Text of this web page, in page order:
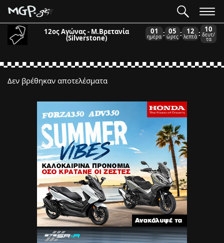
12ος Αγώνας - Μ.Βρετανία
(Silverstone)
01
ημέρα : 05
ώρες : 12
λεπτά : 10
δευτ/
τα
Δεν βρέθηκαν αποτελέσματα